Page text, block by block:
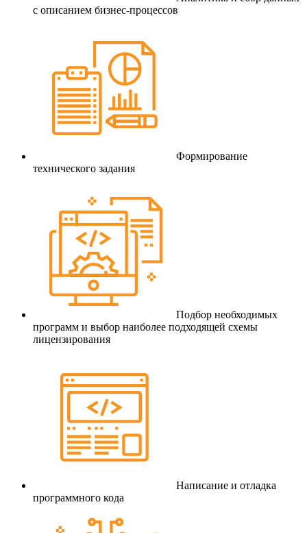
с описанием бизнес-процессов
Формирование
технического задания
Подбор необходимых
программ и выбор наиболее подходящей схемы
лицензирования
Написание и отладка
программного кода